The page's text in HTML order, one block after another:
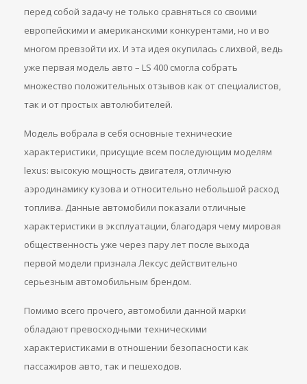
перед собой задачу не только сравняться со своими
европейскими и американскими конкурентами, но и во
многом превзойти их. И эта идея окупилась с лихвой, ведь
уже первая модель авто – LS 400 смогла собрать
множество положительных отзывов как от специалистов,
так и от простых автолюбителей.
Модель вобрала в себя основные технические
характеристики, присущие всем последующим моделям
lexus: высокую мощность двигателя, отличную
аэродинамику кузова и относительно небольшой расход
топлива. Данные автомобили показали отличные
характеристики в эксплуатации, благодаря чему мировая
общественность уже через пару лет после выхода
первой модели признала Лексус действительно
серьезным автомобильным брендом.
Помимо всего прочего, автомобили данной марки
обладают превосходными техническими
характеристиками в отношении безопасности как
пассажиров авто, так и пешеходов.